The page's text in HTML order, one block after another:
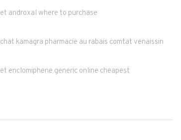
androxal where to purchase
kamagra pharmacie au rabais comtat venaissin
enclomiphene generic online cheapest